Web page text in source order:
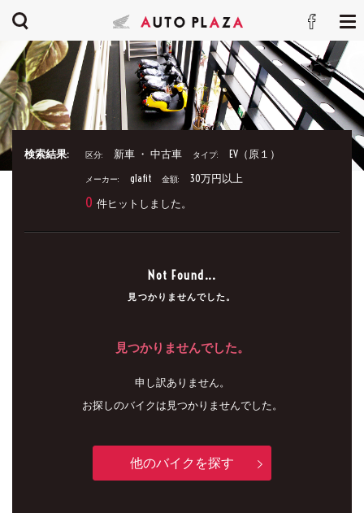
検索結果: 区分: 新車 ・ 中古車 タイプ: EV（原１）
メーカー: glafit 金額: 30万円以上
0 件ヒットしました。
Not Found...
見つかりませんでした。
見つかりませんでした。
申し訳ありません。
お探しのバイクは見つかりませんでした。
他のバイクを探す